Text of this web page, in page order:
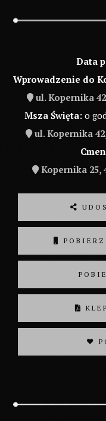
Data
Wprowadzenie do
ul. Kopernika
Msza Święta:o
ul. Kopernika
Kopernika 25,
❤